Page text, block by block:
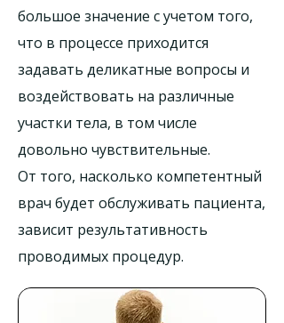
большое значение с учетом того,
что в процессе приходится
задавать деликатные вопросы и
воздействовать на различные
участки тела, в том числе
довольно чувствительные.
От того, насколько компетентный
врач будет обслуживать пациента,
зависит результативность
проводимых процедур.